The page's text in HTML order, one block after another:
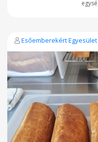
Esőemberekért Egyesület